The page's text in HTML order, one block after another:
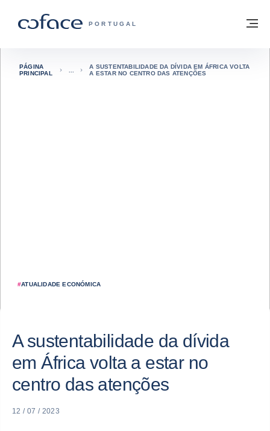
COFACE FOR TRADE - HOMEPAGE DO
PORTUGAL
Voltar à página principal
#ATUALIDADE ECONÓMICA
PÁGINA
PRINCIPAL
A SUSTENTABILIDADE DA DÍVIDA EM ÁFRICA VOLTA
A ESTAR NO CENTRO DAS ATENÇÕES
A sustentabilidade da dívida
em África volta a estar no
centro das atenções
12 / 07 / 2023